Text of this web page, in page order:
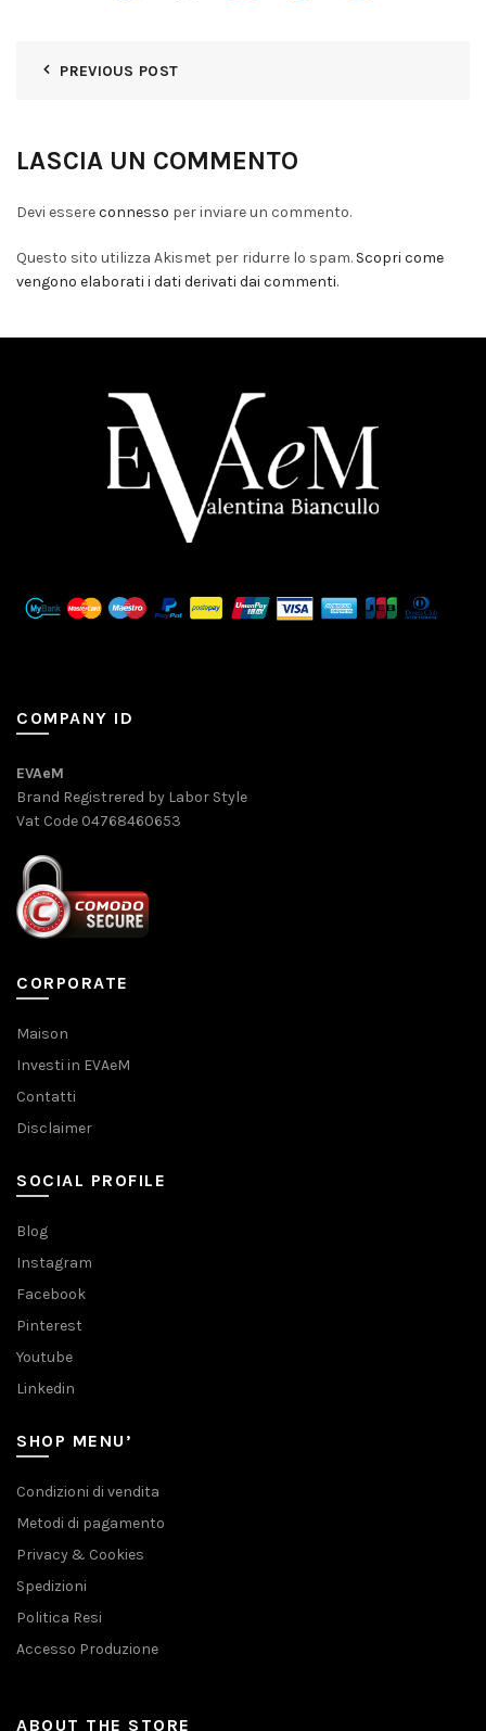
PREVIOUS POST
LASCIA UN COMMENTO
Devi essereconnesso per inviare un commento.
Questo sito utilizza Akismet per ridurre lo spam. Scopri come
vengono elaborati i dati derivati dai commenti.
COMPANY ID
EVAeM
Brand Registrered by Labor Style
Vat Code 04768460653
CORPORATE
Maison
Investi in EVAeM
Contatti
Disclaimer
SOCIAL PROFILE
Blog
Instagram
Facebook
Pinterest
Youtube
Linkedin
SHOP MENU’
Condizioni di vendita
Metodi di pagamento
Privacy & Cookies
Spedizioni
Politica Resi
Accesso Produzione
ABOUT THE STORE